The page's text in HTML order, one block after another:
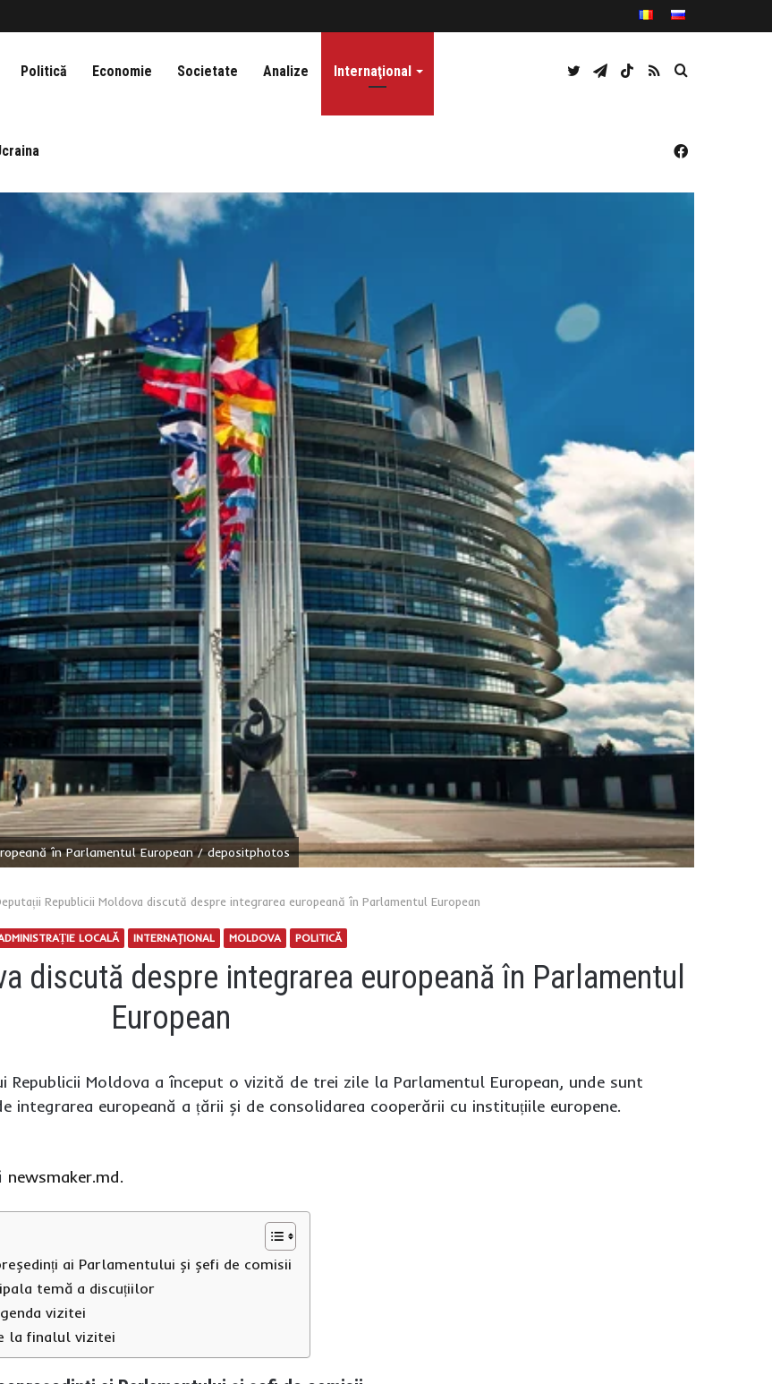
Politică Economie Societate Analize Internaţional Caută
RSS
TikTok
Telegram
Twitter
Facebook
în Parlamentul European / depositphotos
Republicii Moldova discută despre integrarea europeană în Parlamentul European
LOCALĂ INTERNAŢIONAL MOLDOVA POLITICĂ
discută despre integrarea europeană în Parlamentul
European
Republicii Moldova a început o vizită de trei zile la Parlamentul European, unde sunt
integrarea europeană a țării și de consolidarea cooperării cu instituțiile europene.
newsmaker.md.
ai Parlamentului și șefi de comisii
temă a discuțiilor
vizitei
la finalul vizitei